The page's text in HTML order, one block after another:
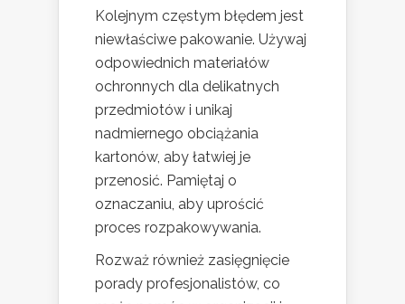
Kolejnym częstym błędem jest
niewłaściwe pakowanie. Używaj
odpowiednich materiałów
ochronnych dla delikatnych
przedmiotów i unikaj
nadmiernego obciążania
kartonów, aby łatwiej je
przenosić. Pamiętaj o
oznaczaniu, aby uprościć
proces rozpakowywania.
Rozważ również zasięgnięcie
porady profesjonalistów, co